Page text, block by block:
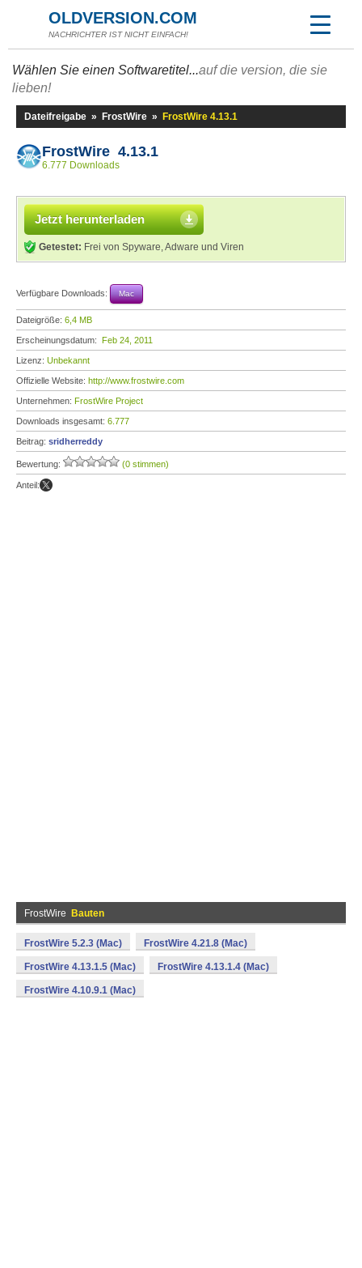
OLDVERSION.COM
NACHRICHTER IST NICHT EINFACH!
Wählen Sie einen Softwaretitel...auf die version, die sie
lieben!
Dateifreigabe » FrostWire » FrostWire 4.13.1
FrostWire 4.13.1
6.777 Downloads
Jetzt herunterladen
Getestet: Frei von Spyware, Adware und Viren
Verfügbare Downloads: Mac
Dateigröße: 6,4 MB
Erscheinungsdatum: Feb 24, 2011
Lizenz: Unbekannt
Offizielle Website: http://www.frostwire.com
Unternehmen: FrostWire Project
Downloads insgesamt: 6.777
Beitrag: sridherreddy
Bewertung: (0 stimmen)
Anteil:
FrostWire Bauten
FrostWire 5.2.3 (Mac) FrostWire 4.21.8 (Mac)
FrostWire 4.13.1.5 (Mac) FrostWire 4.13.1.4 (Mac)
FrostWire 4.10.9.1 (Mac)